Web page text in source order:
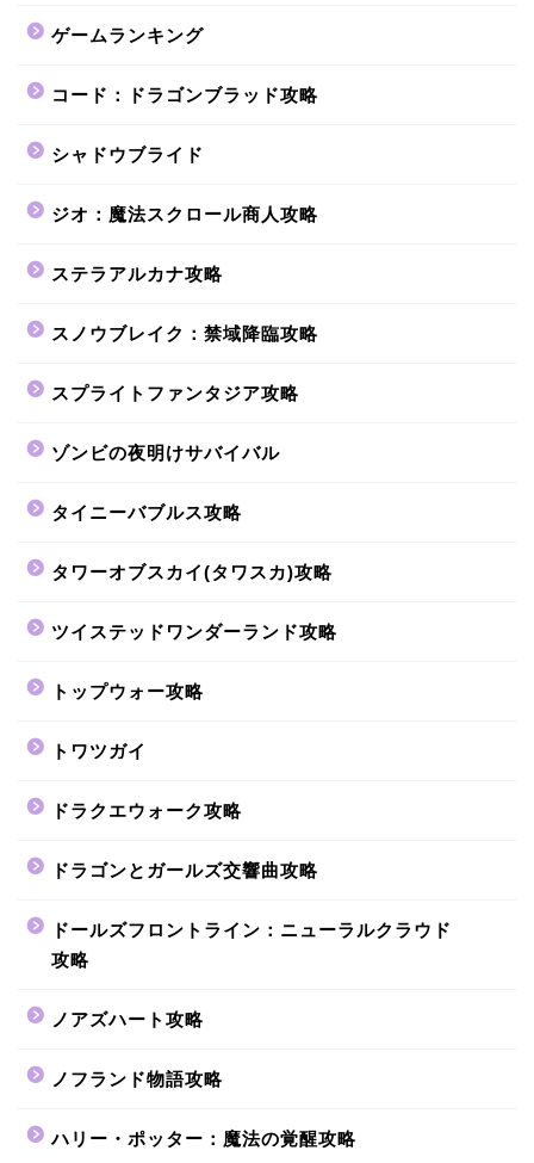
ゲームランキング
コード：ドラゴンブラッド攻略
シャドウブライド
ジオ：魔法スクロール商人攻略
ステラアルカナ攻略
スノウブレイク：禁域降臨攻略
スプライトファンタジア攻略
ゾンビの夜明けサバイバル
タイニーバブルス攻略
タワーオブスカイ(タワスカ)攻略
ツイステッドワンダーランド攻略
トップウォー攻略
トワツガイ
ドラクエウォーク攻略
ドラゴンとガールズ交響曲攻略
ドールズフロントライン：ニューラルクラウド
攻略
ノアズハート攻略
ノフランド物語攻略
ハリー・ポッター：魔法の覚醒攻略